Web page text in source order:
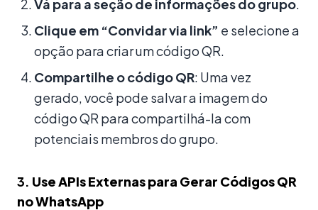
Vá para a seção de informações do grupo
Clique em “Convidar via link” e selecione a
opção para criar um código QR.
Compartilhe o código QR: Uma vez
gerado, você pode salvar a imagem do
código QR para compartilhá-la com
potenciais membros do grupo.
3. Use APIs Externas para Gerar Códigos QR
no WhatsApp